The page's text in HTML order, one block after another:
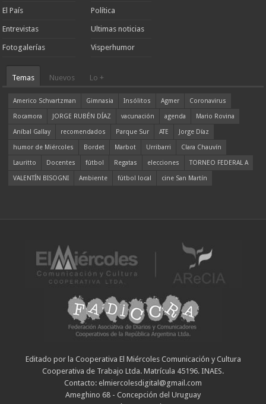
El País
Entrevistas
Fotogalerías
Política
Ultimas noticias
Visperhumor
Temas Nuevos Lo +
Americo Schvartzman Gimnasia Insólitos Agmer
Coronavirus
Rocamora
JORGE RUBÉN DÍAZ vacunación agenda
Mario Rovina
Aníbal Gallay
recomendados Parque Sur ATE
Jorge Díaz
humor de Miércoles
Bordet Marbot Urribarri
Clara Chauvín
Lauritto
Docentes fútbol Regatas elecciones
TORNEO FEDERAL A
VALENTÍN BISOGNI
Ambiente fútbol local cine San Martín
Editado por la Cooperativa El Miércoles Comunicación y Cultura
Cooperativa de Trabajo Ltda. Matrícula 45196. INAES.
Contacto: elmiercolesdigital@gmail.com
Ameghino 68 - Concepción del Uruguay